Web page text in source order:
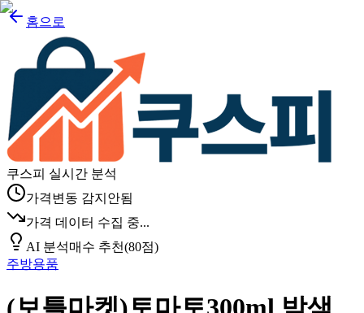
홈으로
쿠스피 실시간 분석
가격변동 감지안됨
가격 데이터 수집 중...
AI 분석매수 추천(80점)
주방용품